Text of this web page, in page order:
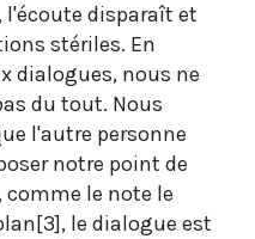
disparaît et
stériles. En
dialogues, nous ne
du tout. Nous
l'autre personne
notre point de
le note le
le dialogue est